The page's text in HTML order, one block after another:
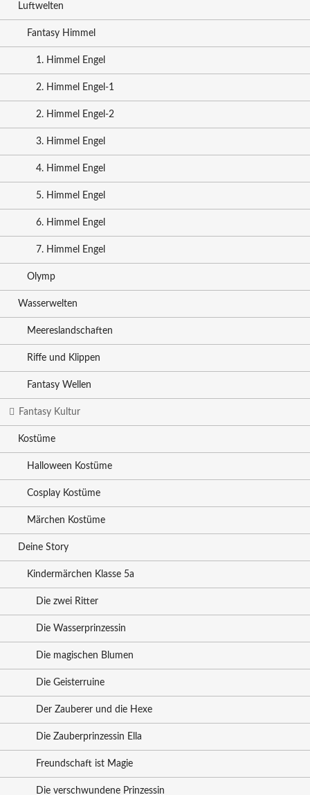
Luftwelten
Fantasy Himmel
1. Himmel Engel
2. Himmel Engel-1
2. Himmel Engel-2
3. Himmel Engel
4. Himmel Engel
5. Himmel Engel
6. Himmel Engel
7. Himmel Engel
Olymp
Wasserwelten
Meereslandschaften
Riffe und Klippen
Fantasy Wellen
Fantasy Kultur
Kostüme
Halloween Kostüme
Cosplay Kostüme
Märchen Kostüme
Deine Story
Kindermärchen Klasse 5a
Die zwei Ritter
Die Wasserprinzessin
Die magischen Blumen
Die Geisterruine
Der Zauberer und die Hexe
Die Zauberprinzessin Ella
Freundschaft ist Magie
Die verschwundene Prinzessin